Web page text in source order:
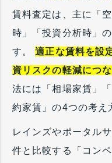
賃料査定は、主に「
時」「投資分析時」
す。適正な賃料を設
資リスクの軽減につ
法には「相場家賃」
約家賃」の4つの考え
レインズやポータル
件と比較する「コン